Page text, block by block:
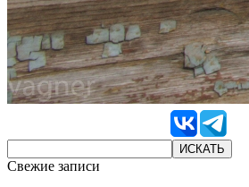
Свежие записи